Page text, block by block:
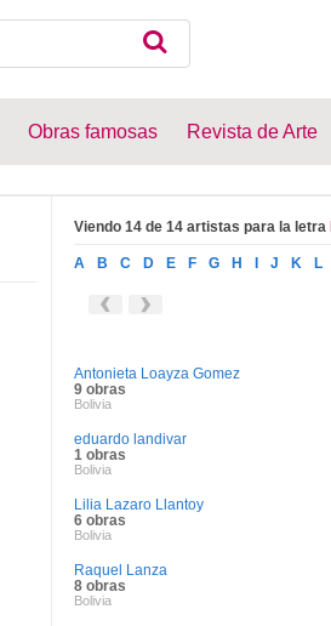
Obras famosas Revista de Arte
Viendo 14 de 14 artistas para la letra
A B C D E F G H J K L
Antonieta Loayza Gomez
9 obras
Bolivia
eduardo landivar
1 obras
Bolivia
Lilia Lazaro Llantoy
6 obras
Bolivia
Raquel Lanza
8 obras
Bolivia